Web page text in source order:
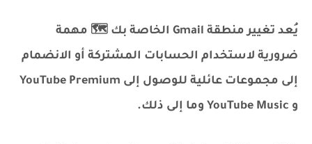
يُعد تغيير منطقة Gmail الخاصة بك 🗺️ مهمة
ضرورية لاستخدام الحسابات المشتركة أو الانضمام
إلى مجموعات عائلية للوصول إلى YouTube Premium
و YouTube Music وما إلى ذلك.